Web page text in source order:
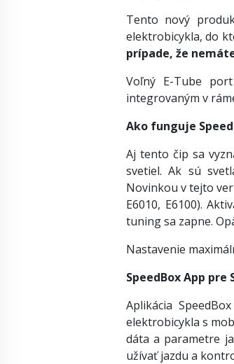
Tento nový
elektrobicykla, do
prípade, že
Voľný E-Tube
integrovaným v
Ako funguje
Aj tento čip sa
svetiel. Ak sú
Novinkou v tejto
E6010, E6100).
tuning sa zapne.
Nastavenie
SpeedBox App pre
Aplikácia
elektrobicykla s
dáta a parametre
užívať jazdu a